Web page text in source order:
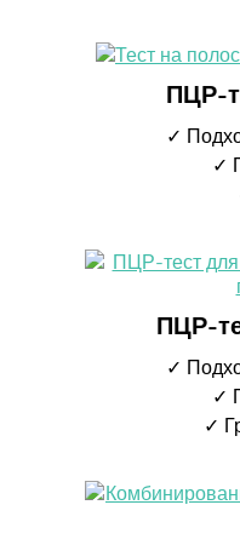
ПЦР-
✓
✓
ПЦР-
✓
✓
✓